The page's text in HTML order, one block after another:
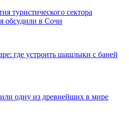
туристического сектора
обсудили в Сочи
где устроить шашлыки с баней
одну из древнейших в мире